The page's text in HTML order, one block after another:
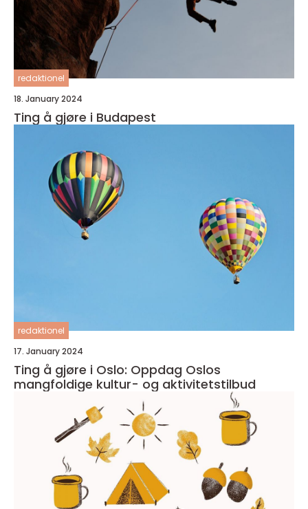
redaktionel
18. January 2024
Ting å gjøre i Budapest
redaktionel
17. January 2024
Ting å gjøre i Oslo: Oppdag Oslos
mangfoldige kultur- og aktivitetstilbud